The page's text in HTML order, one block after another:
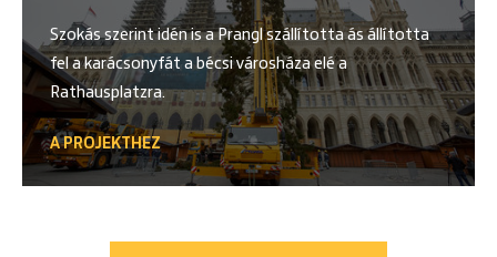
Szokás szerint idén is a Prangl szállította ás állította
fel a karácsonyfát a bécsi városháza elé a
Rathausplatzra.
A PROJEKTHEZ